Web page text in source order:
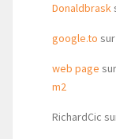
Donaldbrask
google.to sur
web page sur
m2
RichardCic